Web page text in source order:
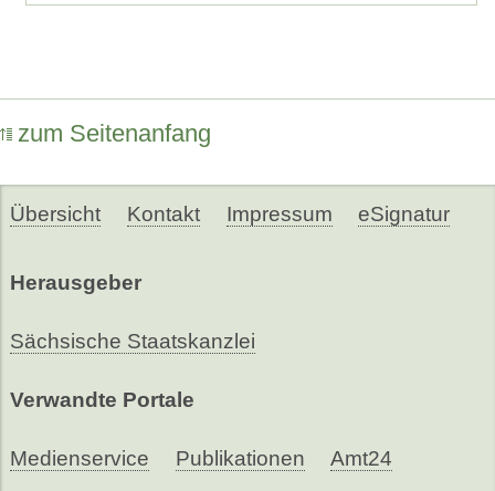
zum Seitenanfang
Übersicht Kontakt Impressum eSignatur
Herausgeber
Sächsische Staatskanzlei
Verwandte Portale
Medienservice Publikationen Amt24